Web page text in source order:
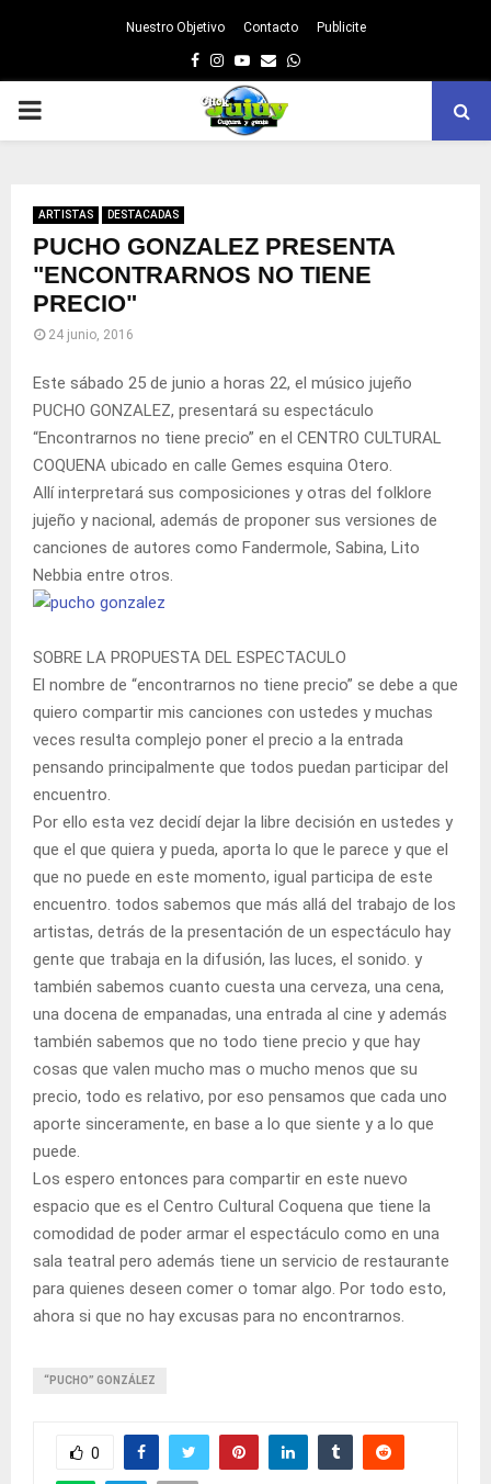
Nuestro Objetivo Contacto Publicite
Facebook
Instagram
Youtube
EmailWhatsapp
PRIMARY
ARTISTAS DESTACADAS
PUCHO GONZALEZ PRESENTA
"ENCONTRARNOS NO TIENE
PRECIO"
24 junio, 2016
Este sábado 25 de junio a horas 22, el músico jujeño
PUCHO GONZALEZ, presentará su espectáculo
“Encontrarnos no tiene precio” en el CENTRO CULTURAL
COQUENA ubicado en calle Gemes esquina Otero.
Allí interpretará sus composiciones y otras del folklore
jujeño y nacional, además de proponer sus versiones de
canciones de autores como Fandermole, Sabina, Lito
Nebbia entre otros.
SOBRE LA PROPUESTA DEL ESPECTACULO
El nombre de “encontrarnos no tiene precio” se debe a que
quiero compartir mis canciones con ustedes y muchas
veces resulta complejo poner el precio a la entrada
pensando principalmente que todos puedan participar del
encuentro.
Por ello esta vez decidí dejar la libre decisión en ustedes y
que el que quiera y pueda, aporta lo que le parece y que el
que no puede en este momento, igual participa de este
encuentro. todos sabemos que más allá del trabajo de los
artistas, detrás de la presentación de un espectáculo hay
gente que trabaja en la difusión, las luces, el sonido. y
también sabemos cuanto cuesta una cerveza, una cena,
una docena de empanadas, una entrada al cine y además
también sabemos que no todo tiene precio y que hay
cosas que valen mucho mas o mucho menos que su
precio, todo es relativo, por eso pensamos que cada uno
aporte sinceramente, en base a lo que siente y a lo que
puede.
Los espero entonces para compartir en este nuevo
espacio que es el Centro Cultural Coquena que tiene la
comodidad de poder armar el espectáculo como en una
sala teatral pero además tiene un servicio de restaurante
para quienes deseen comer o tomar algo. Por todo esto,
ahora si que no hay excusas para no encontrarnos.
“PUCHO” GONZÁLEZ
0